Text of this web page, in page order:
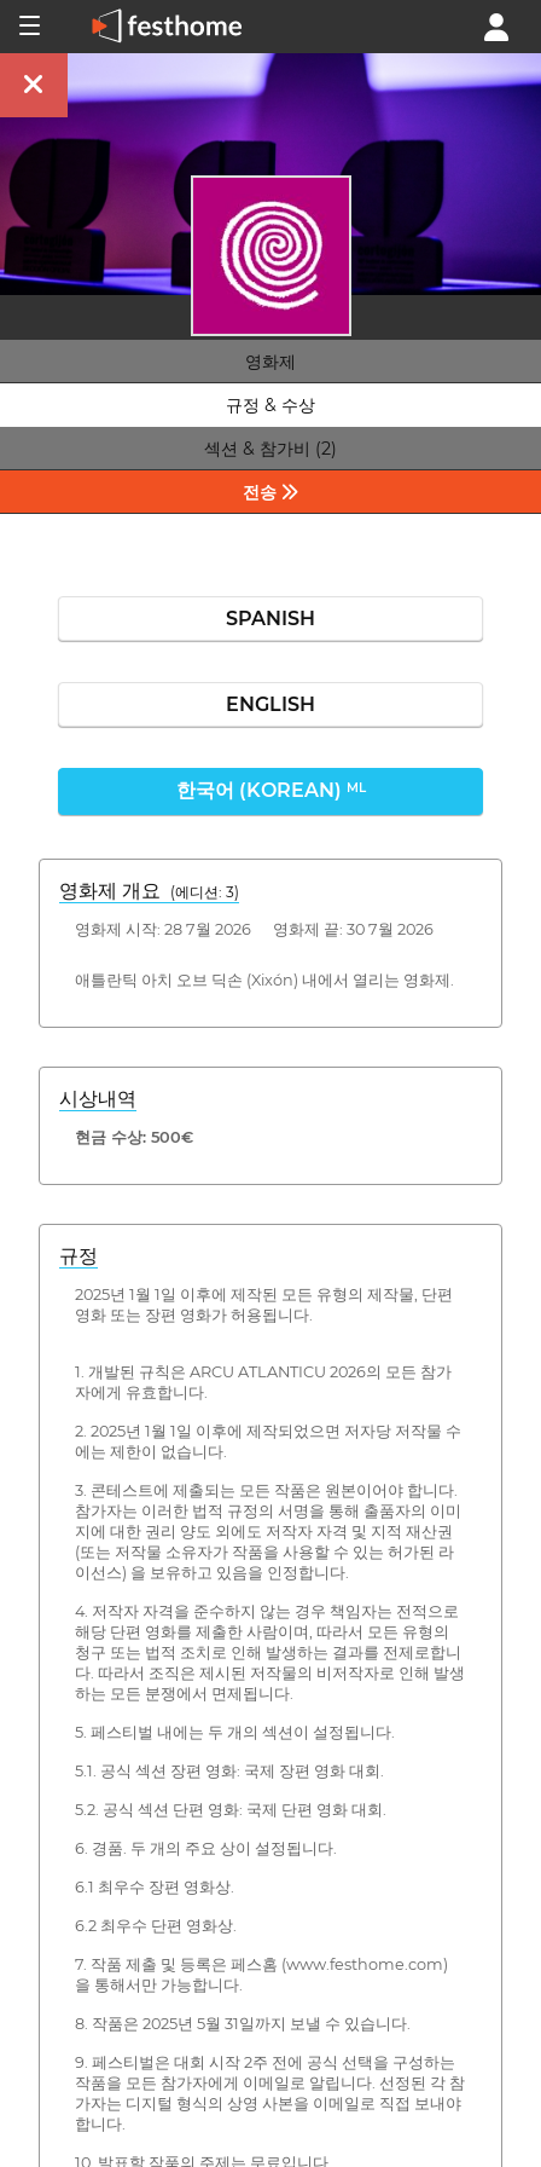
영화제
규정 & 수상
섹션 & 참가비 (2)
전송
SPANISH
ENGLISH
한국어 (KOREAN) ML
영화제 개요 (에디션: 3)
영화제 시작: 28 7월 2026 영화제 끝: 30 7월 2026
애틀란틱 아치 오브 딕손 (Xixón) 내에서 열리는 영화제.
시상내역
현금 수상: 500€
규정
2025년 1월 1일 이후에 제작된 모든 유형의 제작물, 단편
영화 또는 장편 영화가 허용됩니다.
1. 개발된 규칙은 ARCU ATLANTICU 2026의 모든 참가
자에게 유효합니다.
2. 2025년 1월 1일 이후에 제작되었으면 저자당 저작물 수
에는 제한이 없습니다.
3. 콘테스트에 제출되는 모든 작품은 원본이어야 합니다.
참가자는 이러한 법적 규정의 서명을 통해 출품자의 이미
지에 대한 권리 양도 외에도 저작자 자격 및 지적 재산권
(또는 저작물 소유자가 작품을 사용할 수 있는 허가된 라
이선스) 을 보유하고 있음을 인정합니다.
4. 저작자 자격을 준수하지 않는 경우 책임자는 전적으로
해당 단편 영화를 제출한 사람이며, 따라서 모든 유형의
청구 또는 법적 조치로 인해 발생하는 결과를 전제로합니
다. 따라서 조직은 제시된 저작물의 비저작자로 인해 발생
하는 모든 분쟁에서 면제됩니다.
5. 페스티벌 내에는 두 개의 섹션이 설정됩니다.
5.1. 공식 섹션 장편 영화: 국제 장편 영화 대회.
5.2. 공식 섹션 단편 영화: 국제 단편 영화 대회.
6. 경품. 두 개의 주요 상이 설정됩니다.
6.1 최우수 장편 영화상.
6.2 최우수 단편 영화상.
7. 작품 제출 및 등록은 페스홈 (www.festhome.com)
을 통해서만 가능합니다.
8. 작품은 2025년 5월 31일까지 보낼 수 있습니다.
9. 페스티벌은 대회 시작 2주 전에 공식 선택을 구성하는
작품을 모든 참가자에게 이메일로 알립니다. 선정된 각 참
가자는 디지털 형식의 상영 사본을 이메일로 직접 보내야
합니다.
10. 발표할 작품의 주제는 무료입니다.